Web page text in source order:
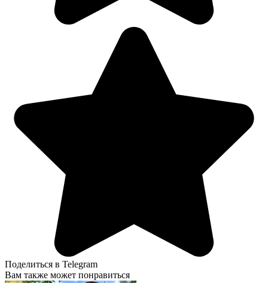
Поделиться в Telegram
Вам также может понравиться